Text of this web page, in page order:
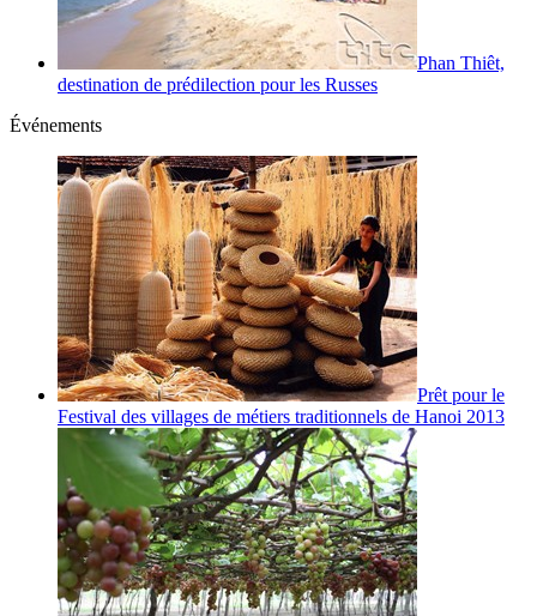
Phan Thiêt,
destination de prédilection pour les Russes
Événements
Prêt pour le
Festival des villages de métiers traditionnels de Hanoi 2013